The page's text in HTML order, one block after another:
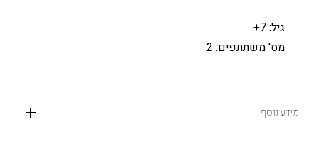
גיל: 7+
מס' משתתפים: 2
מידע נוסף